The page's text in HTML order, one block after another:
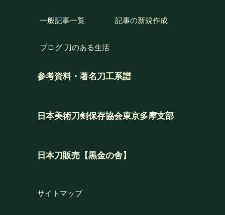
一般記事一覧 記事の新規作成
ブログ 刀のある生活
参考資料・著名刀工系譜
日本美術刀剣保存協会東京多摩支部
日本刀販売【黒金の舎】
サイトマップ